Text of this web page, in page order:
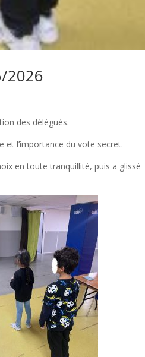
2026
des délégués.
l’importance du vote secret.
en toute tranquillité, puis a glissé